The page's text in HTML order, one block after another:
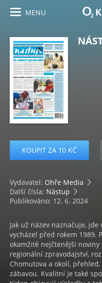
MENU
KOUPIT ZA 10 KČ
Vydavatel: Ohře Media
Další čísla: Nástup
Publikováno: 12. 6. 2024
Jak už název naznačuje,
vycházel před rokem 1989.
okamžitě nejčtenější
regionální zpravodajství,
Chomutova a okolí,
zábavou. Kvalitní je také